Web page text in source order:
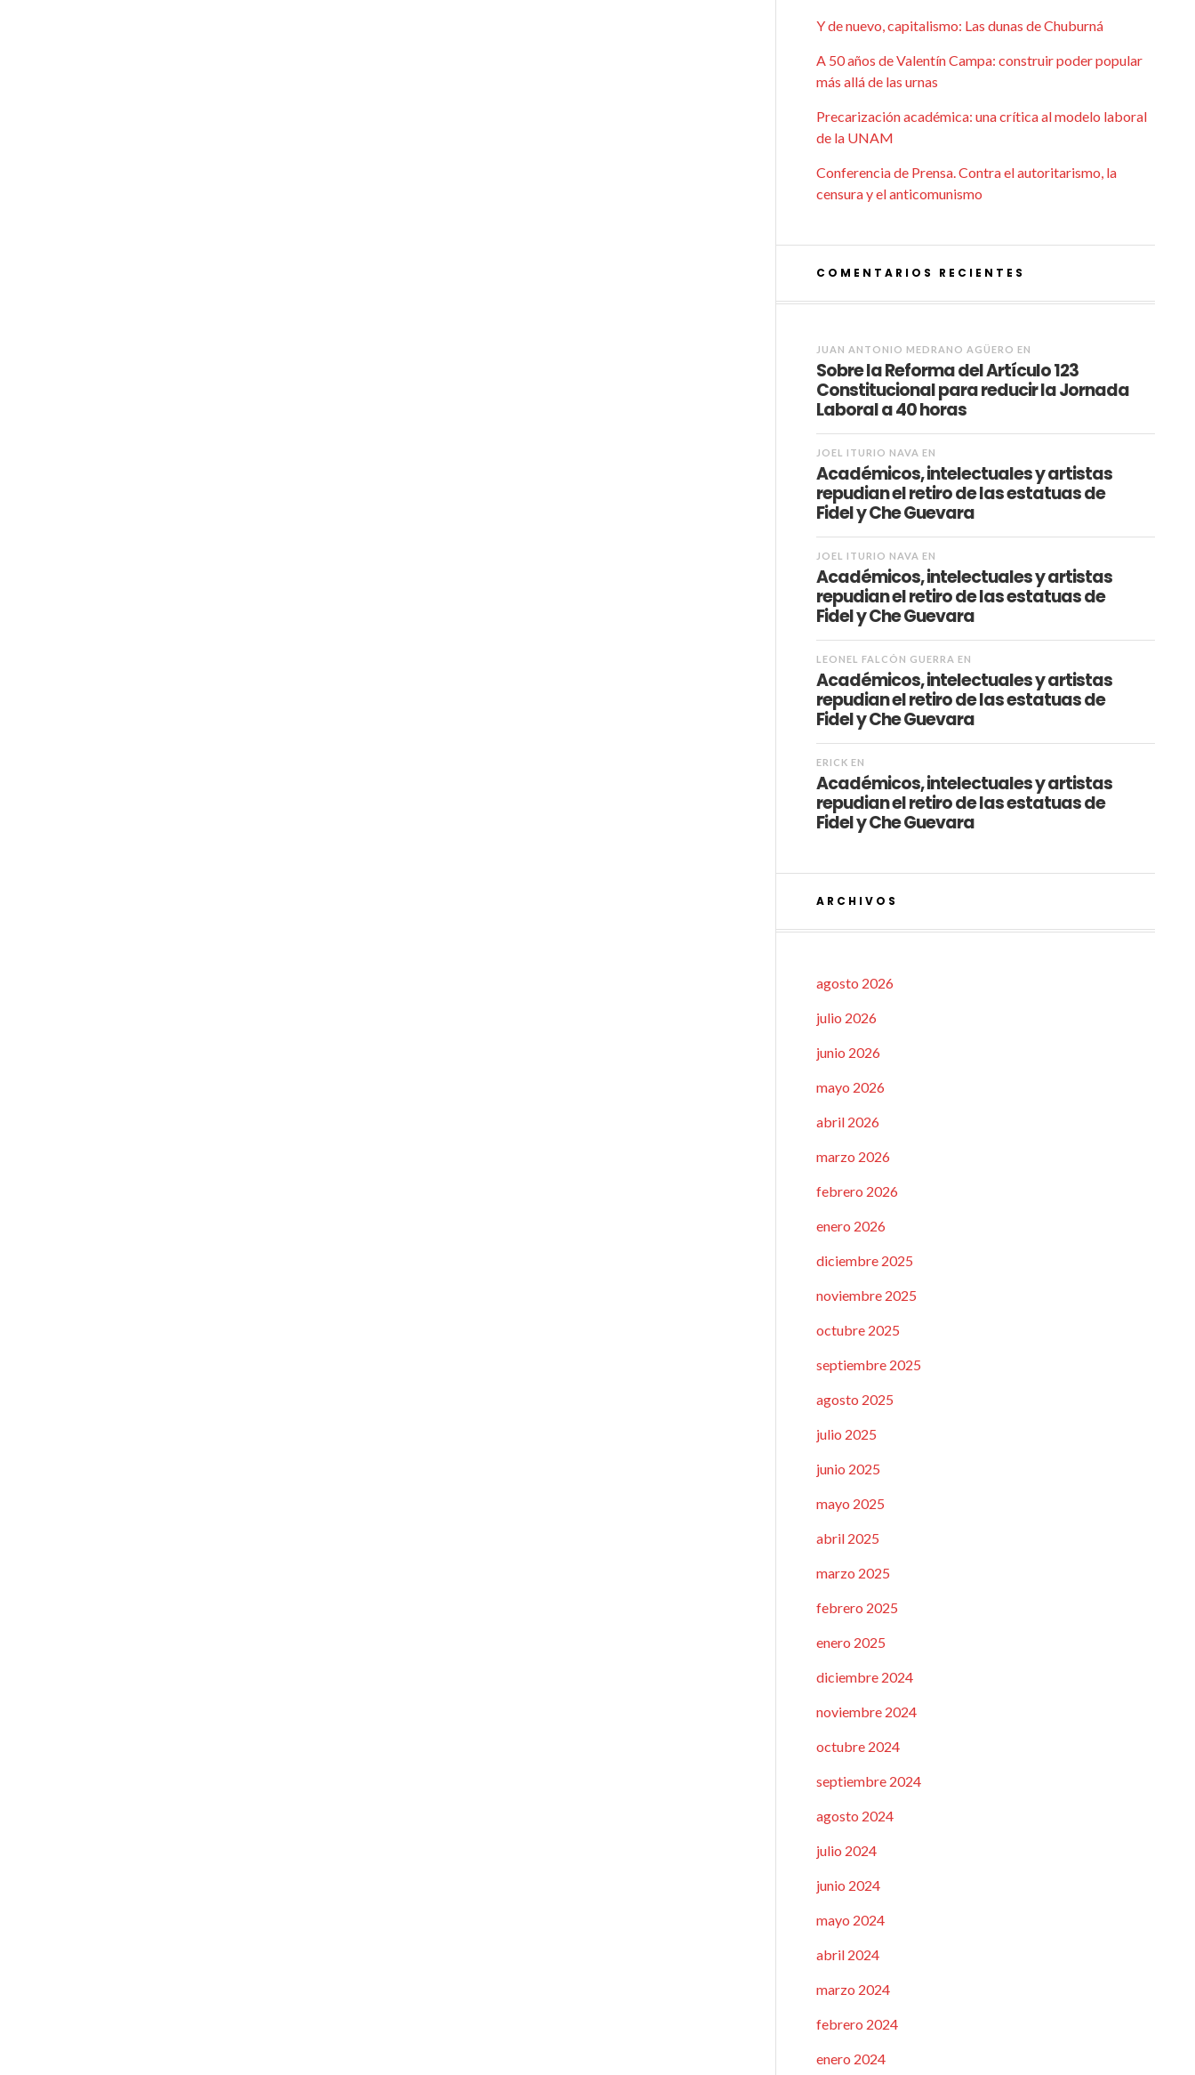
Y de nuevo, capitalismo: Las dunas de Chuburná
A 50 años de Valentín Campa: construir poder popular
más allá de las urnas
Precarización académica: una crítica al modelo laboral
de la UNAM
Conferencia de Prensa. Contra el autoritarismo, la
censura y el anticomunismo
COMENTARIOS RECIENTES
JUAN ANTONIO MEDRANO AGÜERO EN
Sobre la Reforma del Artículo 123
Constitucional para reducir la Jornada
Laboral a 40 horas
JOEL ITURIO NAVA EN
Académicos, intelectuales y artistas
repudian el retiro de las estatuas de
Fidel y Che Guevara
JOEL ITURIO NAVA EN
Académicos, intelectuales y artistas
repudian el retiro de las estatuas de
Fidel y Che Guevara
LEONEL FALCÓN GUERRA EN
Académicos, intelectuales y artistas
repudian el retiro de las estatuas de
Fidel y Che Guevara
ERICK EN
Académicos, intelectuales y artistas
repudian el retiro de las estatuas de
Fidel y Che Guevara
ARCHIVOS
agosto 2026
julio 2026
junio 2026
mayo 2026
abril 2026
marzo 2026
febrero 2026
enero 2026
diciembre 2025
noviembre 2025
octubre 2025
septiembre 2025
agosto 2025
julio 2025
junio 2025
mayo 2025
abril 2025
marzo 2025
febrero 2025
enero 2025
diciembre 2024
noviembre 2024
octubre 2024
septiembre 2024
agosto 2024
julio 2024
junio 2024
mayo 2024
abril 2024
marzo 2024
febrero 2024
enero 2024